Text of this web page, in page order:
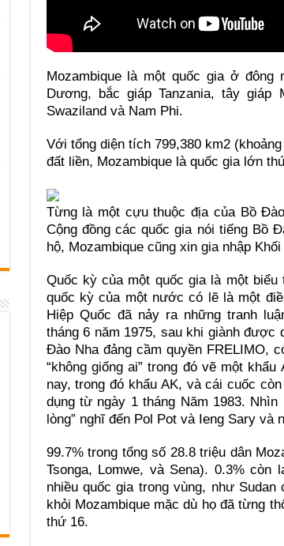
Mozambique là một quốc gia ở
Dương, bắc giáp Tanzania, tây giáp
Swaziland và Nam Phi.
Với tổng diện tích 799,380 km2
đất liền, Mozambique là quốc gia lớn
Từng là một cựu thuộc địa của Bồ
Cộng đồng các quốc gia nói tiếng Bồ
hộ, Mozambique cũng xin gia nhập
Quốc kỳ của một quốc gia là một
quốc kỳ của một nước có lẽ là một
Hiệp Quốc đã nảy ra những tranh
tháng 6 năm 1975, sau khi giành
Đào Nha đảng cầm quyền FRELIMO,
“không giống ai” trong đó vẽ một
nay, trong đó khẩu AK, và cái cuốc
dụng từ ngày 1 tháng Năm 1983.
lòng” nghĩ đến Pol Pot và Ieng Sary và
99.7% trong tổng số 28.8 triệu dân
Tsonga, Lomwe, và Sena). 0.3%
nhiều quốc gia trong vùng, như
khỏi Mozambique mặc dù họ đã từng
thứ 16.